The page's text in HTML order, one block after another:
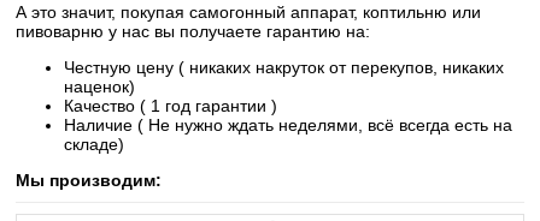
А это значит, покупая самогонный аппарат, коптильню или
пивоварню у нас вы получаете гарантию на:
Честную цену ( никаких накруток от перекупов, никаких
наценок)
Качество ( 1 год гарантии )
Наличие ( Не нужно ждать неделями, всё всегда есть на
складе)
Мы производим: